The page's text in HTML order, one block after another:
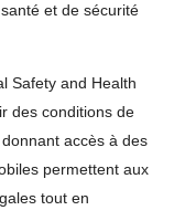
et de sécurité
Safety and Health
des conditions de
accès à des
permettent aux
tout en